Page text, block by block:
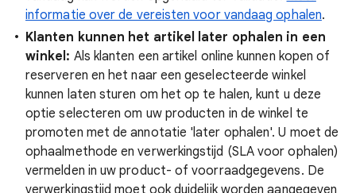
informatie over de vereisten voor vandaag ophalen.
Klanten kunnen het artikel later ophalen in een
winkel: Als klanten een artikel online kunnen kopen of
reserveren en het naar een geselecteerde winkel
kunnen laten sturen om het op te halen, kunt u deze
optie selecteren om uw producten in de winkel te
promoten met de annotatie 'later ophalen'. U moet de
ophaalmethode en verwerkingstijd (SLA voor ophalen)
vermelden in uw product- of voorraadgegevens. De